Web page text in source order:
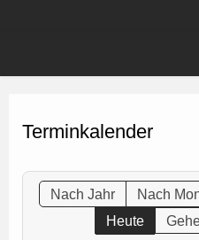
Terminkalender
Nach Jahr Nach
Heute